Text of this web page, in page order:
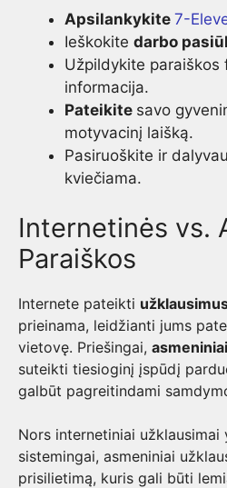
Apsilankykite 7-
Ieškokite darbo
Užpildykite paraiškos
informacija.
Pateikite savo
motyvacinį laišką.
Pasiruoškite ir
kviečiama.
Internetinės vs.
Paraiškos
Internete pateikti
prieinama, leidžianti jums
vietovę. Priešingai,
suteikti tiesioginį įspūdį
galbūt pagreitindami
Nors internetiniai užklausimai
sistemingai, asmeniniai
prisilietimą, kuris gali būti